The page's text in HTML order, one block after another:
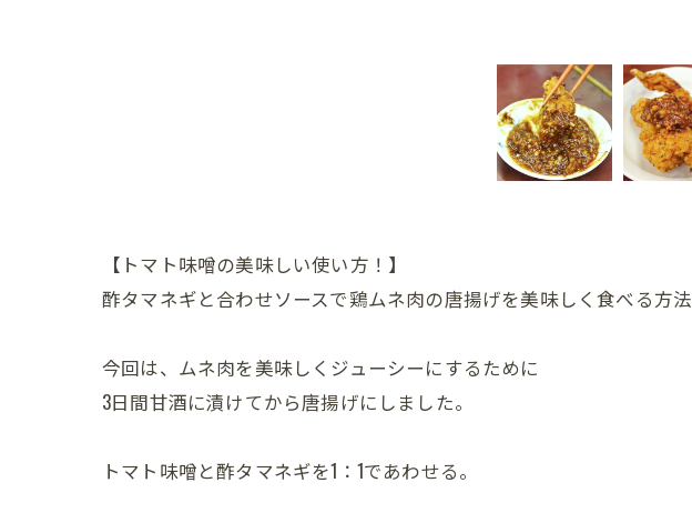
【トマト味噌の美味しい使い方！】
酢タマネギと合わせソースで鶏ムネ肉の唐揚げを美味しく食べる方法
今回は、ムネ肉を美味しくジューシーにするために
3日間甘酒に漬けてから唐揚げにしました。
トマト味噌と酢タマネギを1：1であわせる。